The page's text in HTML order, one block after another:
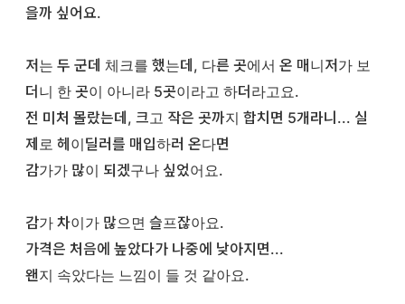
을까 싶어요.
저는 두 군데 체크를 했는데, 다른 곳에서 온 매니저가 보
더니 한 곳이 아니라 5곳이라고 하더라고요.
전 미처 몰랐는데, 크고 작은 곳까지 합치면 5개라니... 실
제로 헤이딜러를 매입하러 온다면
감가가 많이 되겠구나 싶었어요.
감가 차이가 많으면 슬프잖아요.
가격은 처음에 높았다가 나중에 낮아지면...
왠지 속았다는 느낌이 들 것 같아요.